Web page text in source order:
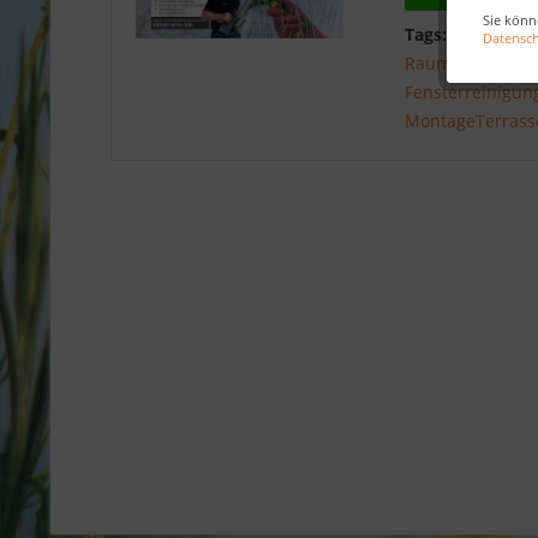
Sie
Tags:
Raumgestaltung